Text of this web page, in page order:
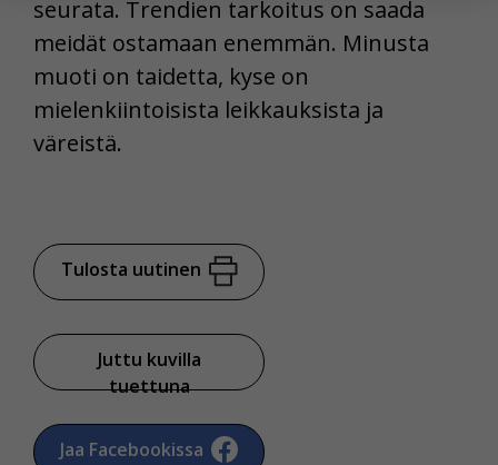
seurata. Trendien tarkoitus on saada
meidät ostamaan enemmän. Minusta
muoti on taidetta, kyse on
mielenkiintoisista leikkauksista ja
väreistä.
Tulosta uutinen
Juttu kuvilla
tuettuna
Jaa Facebookissa
Voit valita, hyväksytkö näiden evästeiden käytön.